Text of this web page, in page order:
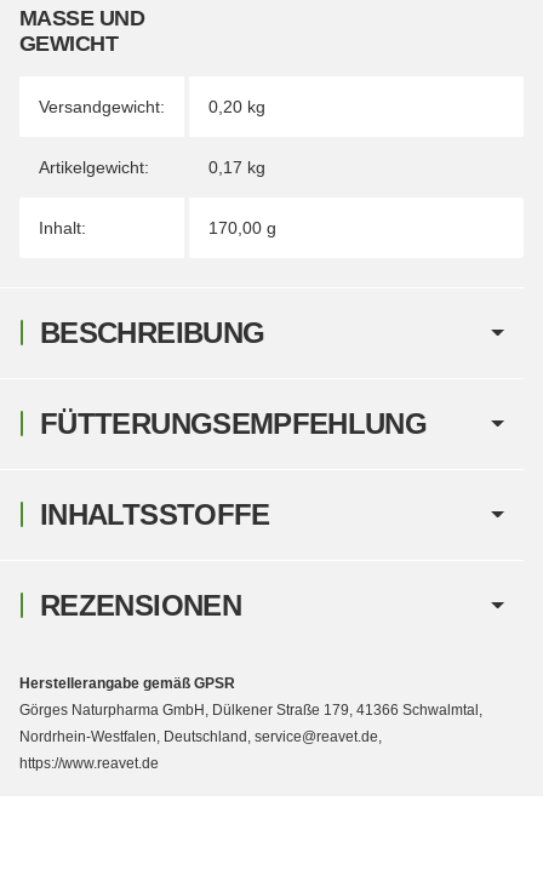
MASSE UND G
EWICHT
Versandgewicht: 0,20 kg
Artikelgewicht: 0,17 kg
Inhalt: 170,00 g
BESCHREIBUNG
FÜTTERUNGSEMPFEHLUNG
INHALTSSTOFFE
REZENSIONEN
Herstellerangabe gemäß GPSR
Görges Naturpharma GmbH, Dülkener Straße 179, 41366 Schwalmtal,
Nordrhein-Westfalen, Deutschland, service@reavet.de,
https://www.reavet.de